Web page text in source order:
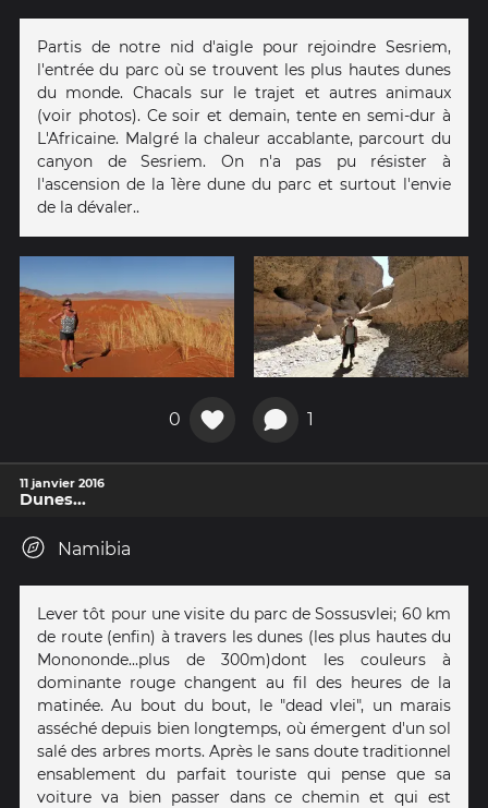
Partis de notre nid d'aigle pour rejoindre Sesriem,
l'entrée du parc où se trouvent les plus hautes dunes
du monde. Chacals sur le trajet et autres animaux
(voir photos). Ce soir et demain, tente en semi-dur à
L'Africaine. Malgré la chaleur accablante, parcourt du
canyon de Sesriem. On n'a pas pu résister à
l'ascension de la 1ère dune du parc et surtout l'envie
de la dévaler..
0 1
11 janvier 2016
Dunes...
Namibia
Lever tôt pour une visite du parc de Sossusvlei; 60 km
de route (enfin) à travers les dunes (les plus hautes du
Monononde...plus de 300m)dont les couleurs à
dominante rouge changent au fil des heures de la
matinée. Au bout du bout, le "dead vlei", un marais
asséché depuis bien longtemps, où émergent d'un sol
salé des arbres morts. Après le sans doute traditionnel
ensablement du parfait touriste qui pense que sa
voiture va bien passer dans ce chemin et qui est